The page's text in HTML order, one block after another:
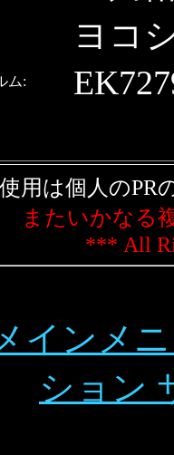
ヨコ
ム:
用は個人のPR
またいかなる
*** All
インメ
ション